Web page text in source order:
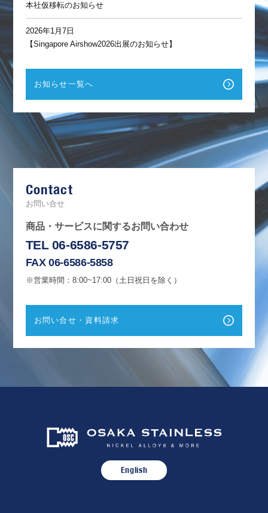
本社仮移転のお知らせ
2026年1月7日
【Singapore Airshow2026出展のお知らせ】
お知らせ一覧へ
e
o
o
k
Contact
お問い合せ
商品・サービスに関するお問い合わせ
TEL 06-6586-5757
FAX 06-6586-5858
※営業時間：8:00~17:00（土日祝日を除く）
お問い合せ・資料請求
English